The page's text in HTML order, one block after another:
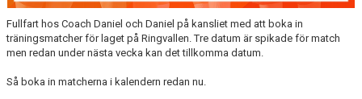
Fullfart hos Coach Daniel och Daniel på kansliet med att boka in
träningsmatcher för laget på Ringvallen. Tre datum är spikade för match
men redan under nästa vecka kan det tillkomma datum.
Så boka in matcherna i kalendern redan nu.